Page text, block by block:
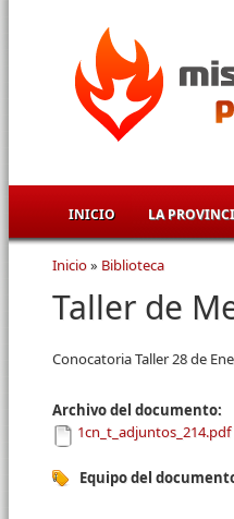
INICIO LA
Se encuentra
Inicio» Biblioteca
Taller de
Conocatoria Taller 28 de
Archivo del documento:
1cn_t_adjuntos_214.pdf
Equipo del